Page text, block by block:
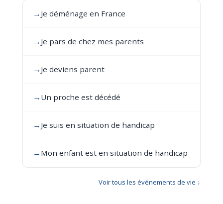
→ Je déménage en France
→ Je pars de chez mes parents
→ Je deviens parent
→ Un proche est décédé
→ Je suis en situation de handicap
→ Mon enfant est en situation de handicap
Voir tous les événements de vie ↓